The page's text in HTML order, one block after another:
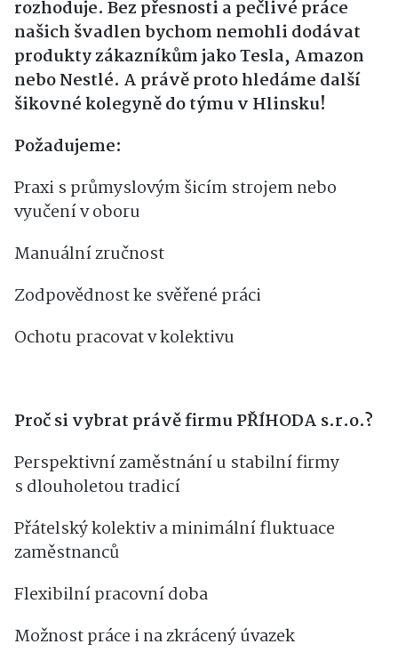
rozhoduje. Bez přesnosti a pečlivé práce
našich švadlen bychom nemohli dodávat
produkty zákazníkům jako Tesla, Amazon
nebo Nestlé. A právě proto hledáme další
šikovné kolegyně do týmu v Hlinsku!
Požadujeme:
Praxi s průmyslovým šicím strojem nebo
vyučení v oboru
Manuální zručnost
Zodpovědnost ke svěřené práci
Ochotu pracovat v kolektivu
Proč si vybrat právě firmu PŘÍHODA s.r.o.?
Perspektivní zaměstnání u stabilní firmy
s dlouholetou tradicí
Přátelský kolektiv a minimální fluktuace
zaměstnanců
Flexibilní pracovní doba
Možnost práce i na zkrácený úvazek